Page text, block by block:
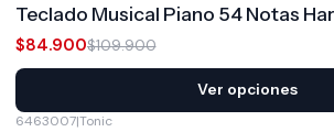
Teclado Musical Piano 54 Notas
$84.900$109.900
Ver opciones
6463007|Tonic